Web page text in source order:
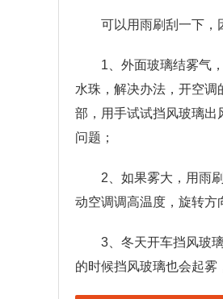
可以用雨刷刮一下，
1、外面玻璃结雾气
水珠，解决办法，开空
部，用手试试挡风玻璃出
问题；
2、如果雾大，用雨
动空调调高温度，旋转方
3、冬天开车挡风玻
的时候挡风玻璃也会起雾